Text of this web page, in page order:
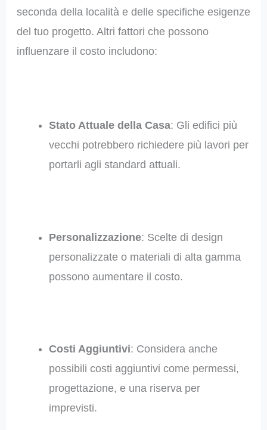
seconda della località e delle specifiche esigenze
del tuo progetto. Altri fattori che possono
influenzare il costo includono:
Stato Attuale della Casa: Gli edifici più
vecchi potrebbero richiedere più lavori per
portarli agli standard attuali.
Personalizzazione: Scelte di design
personalizzate o materiali di alta gamma
possono aumentare il costo.
Costi Aggiuntivi: Considera anche
possibili costi aggiuntivi come permessi,
progettazione, e una riserva per
imprevisti.